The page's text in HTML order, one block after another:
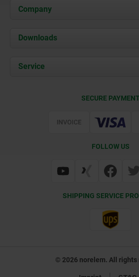
Company
About us
Career
Downloads
Documents
Service
Web Support
SECURE PAYMENT
FOLLOW US
SHIPPING SERVICE
© 2026 norelem. All rights